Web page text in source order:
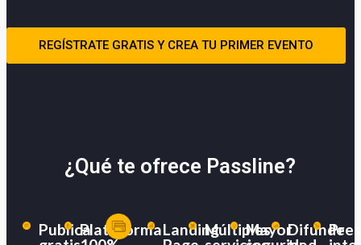
REGÍSTRATE GRATIS Y CREA TU PRIMER EVENTO
¿Qué te ofrece Passline?
PublicaPlataformaLandingMúltiplesMayorDifunde